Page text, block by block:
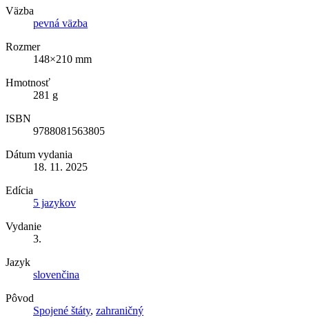
Väzba
pevná väzba
Rozmer
148×210 mm
Hmotnosť
281 g
ISBN
9788081563805
Dátum vydania
18. 11. 2025
Edícia
5 jazykov
Vydanie
3.
Jazyk
slovenčina
Pôvod
Spojené štáty, zahraničný